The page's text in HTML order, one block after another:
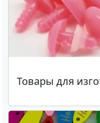
Товары для